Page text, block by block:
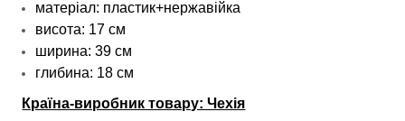
матеріал: пластик+нержавійка
висота: 17 см
ширина: 39 см
глибина: 18 см
Країна-виробник товару: Чехія